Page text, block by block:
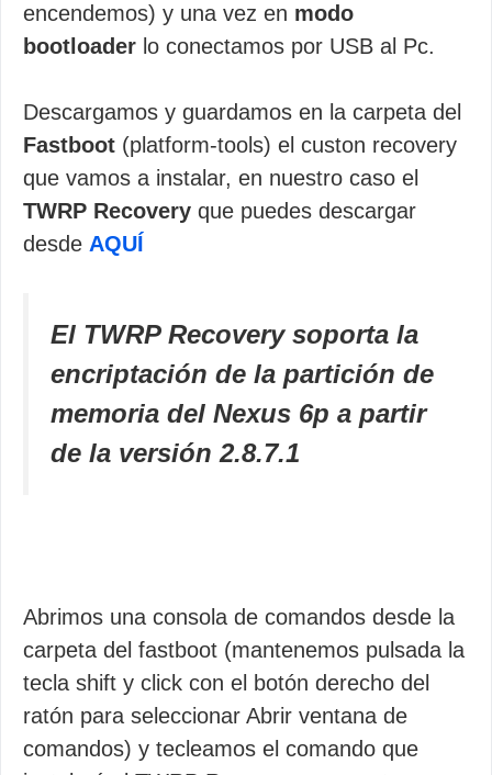
encendemos) y una vez en modo
bootloader lo conectamos por USB al Pc.
Descargamos y guardamos en la carpeta del
Fastboot (platform-tools) el custon recovery
que vamos a instalar, en nuestro caso el
TWRP Recovery que puedes descargar
desde AQUÍ
El TWRP Recovery soporta la
encriptación de la partición de
memoria del Nexus 6p a partir
de la versión 2.8.7.1
Abrimos una consola de comandos desde la
carpeta del fastboot (mantenemos pulsada la
tecla shift y click con el botón derecho del
ratón para seleccionar Abrir ventana de
comandos) y tecleamos el comando que